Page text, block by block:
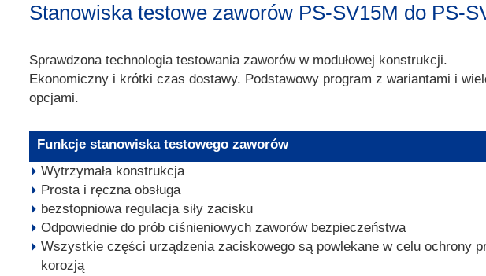
Stanowiska testowe zaworów PS-SV15M do PS-
Sprawdzona technologia testowania zaworów w modułowej konstrukcji.
Ekonomiczny i krótki czas dostawy. Podstawowy program z wariantami i
opcjami.
Funkcje stanowiska testowego zaworów
Wytrzymała konstrukcja
Prosta i ręczna obsługa
bezstopniowa regulacja siły zacisku
Odpowiednie do prób ciśnieniowych zaworów bezpieczeństwa
Wszystkie części urządzenia zaciskowego są powlekane w celu ochrony
korozją